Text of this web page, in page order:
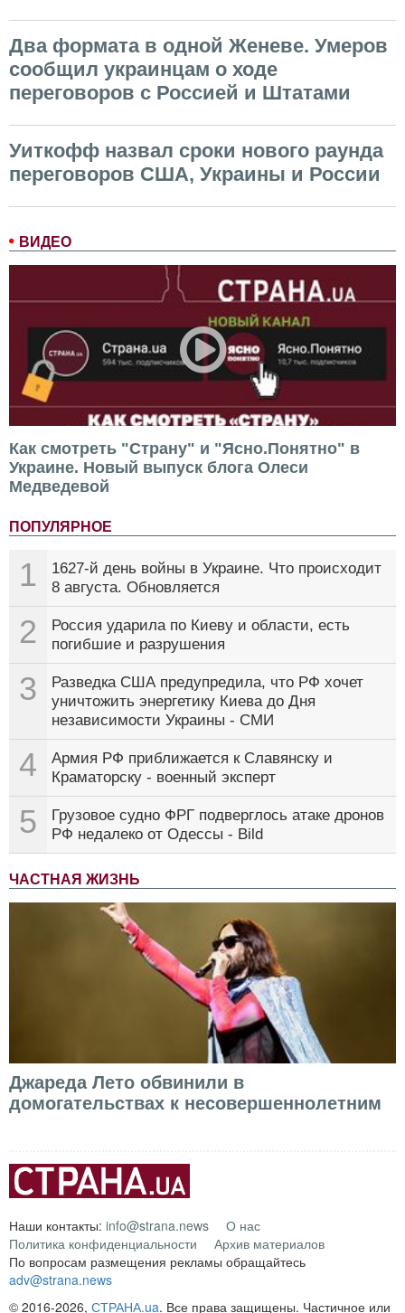
ВИДЕО
Как смотреть "Страну" и "Ясно.Понятно" в
Украине. Новый выпуск блога Олеси
Медведевой
ПОПУЛЯРНОЕ
1
1627-й день войны в Украине. Что происходит
8 августа. Обновляется
2
Россия ударила по Киеву и области, есть
погибшие и разрушения
3
Разведка США предупредила, что РФ хочет
уничтожить энергетику Киева до Дня
независимости Украины - СМИ
4
Армия РФ приближается к Славянску и
Краматорску - военный эксперт
5
Грузовое судно ФРГ подверглось атаке дронов
РФ недалеко от Одессы - Bild
ЧАСТНАЯ ЖИЗНЬ
Джареда Лето обвинили в
домогательствах к несовершеннолетним
Два формата в одной Женеве. Умеров
сообщил украинцам о ходе
переговоров с Россией и Штатами
Уиткофф назвал сроки нового раунда
переговоров США, Украины и России
Наши контакты: info@strana.news
О нас
Политика конфиденциальности
Архив материалов
По вопросам размещения рекламы обращайтесь
adv@strana.news
© 2016-2026, СТРАНА.ua. Все права защищены. Частичное или